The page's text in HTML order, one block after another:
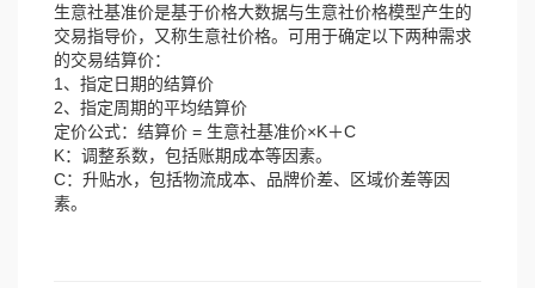
生意社基准价是基于价格大数据与生意社价格模型产生的
交易指导价，又称生意社价格。可用于确定以下两种需求
的交易结算价：
1、指定日期的结算价
2、指定周期的平均结算价
定价公式：结算价 = 生意社基准价×K＋C
K：调整系数，包括账期成本等因素。
C：升贴水，包括物流成本、品牌价差、区域价差等因
素。